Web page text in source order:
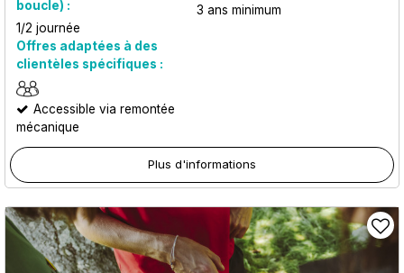
boucle) :
1/2 journée
3 ans minimum
Offres adaptées à des
clientèles spécifiques :
Accessible via remontée
mécanique
Plus d'informations